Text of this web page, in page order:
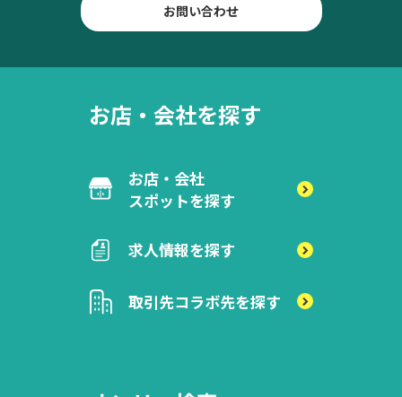
お問い合わせ
お店・会社を探す
お店・会社
スポットを探す
求人情報を探す
取引先コラボ先を探す